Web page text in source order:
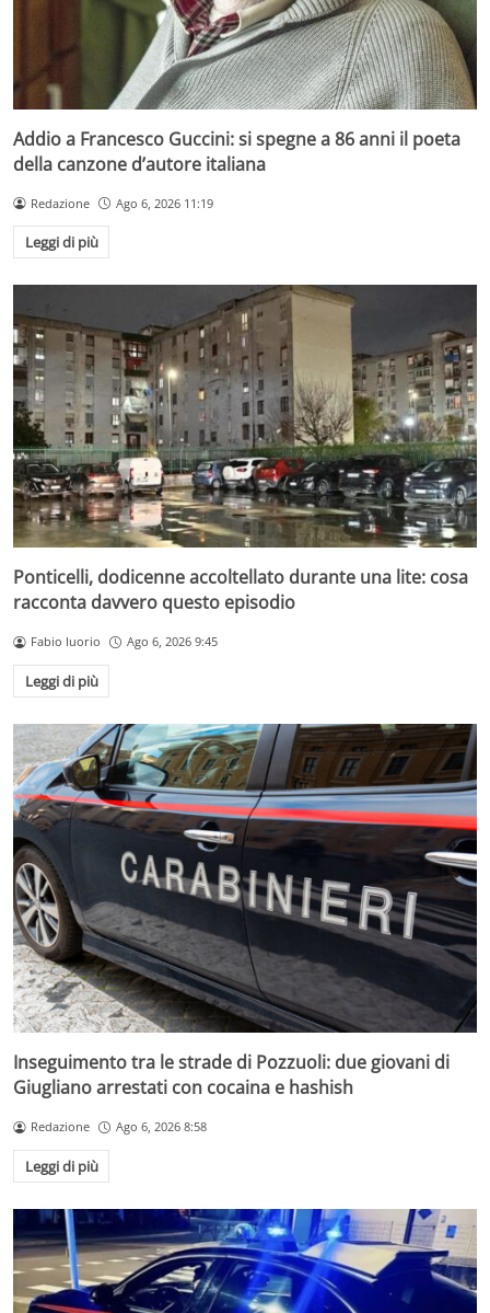
Addio a Francesco Guccini: si spegne a 86 anni il poeta
della canzone d’autore italiana
Redazione Ago 6, 2026 11:19
Leggi di più
Ponticelli, dodicenne accoltellato durante una lite: cosa
racconta davvero questo episodio
Fabio Iuorio Ago 6, 2026 9:45
Leggi di più
Inseguimento tra le strade di Pozzuoli: due giovani di
Giugliano arrestati con cocaina e hashish
Redazione Ago 6, 2026 8:58
Leggi di più